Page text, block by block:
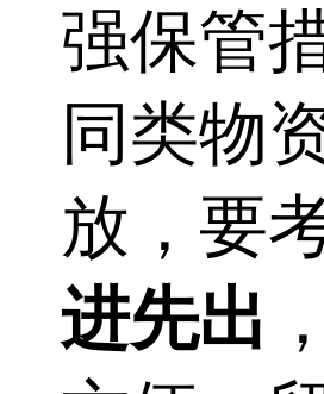
强保管
同类物
放，要
进先出